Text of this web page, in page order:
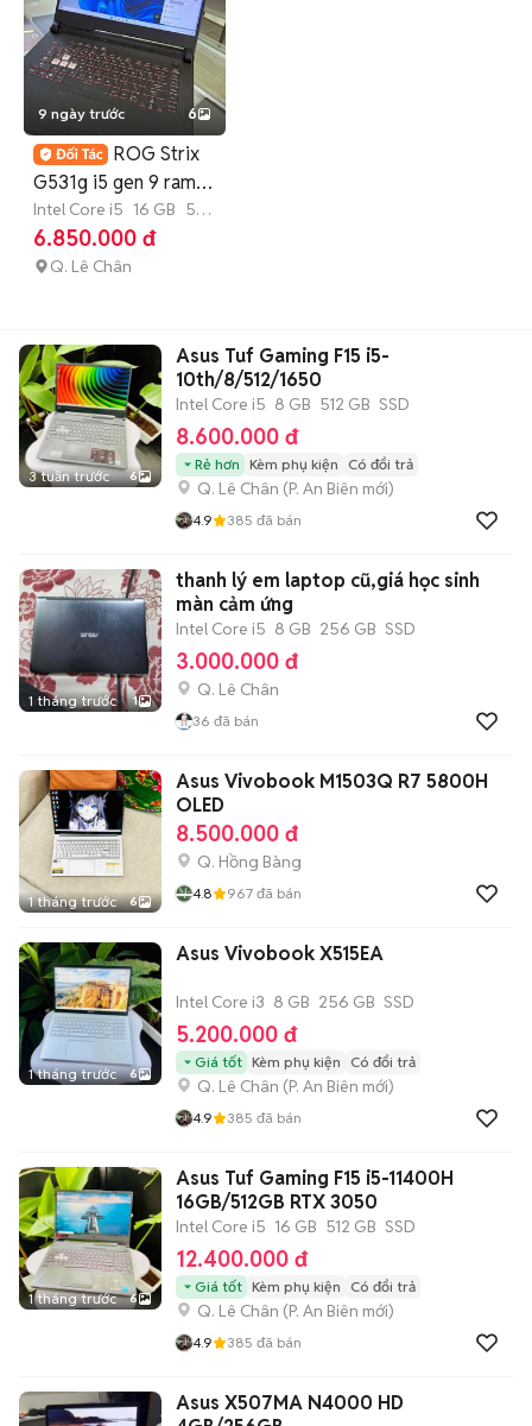
9 ngày trước 6
ROG Strix
G531g i5 gen 9 ram
16/512g rtx 1650
Intel Core i5 16 GB 512
GB SSD
6.850.000 đ
Q. Lê Chân
3 tuần trước 6
Asus Tuf Gaming F15 i5-
10th/8/512/1650
Intel Core i5 8 GB 512 GB SSD
8.600.000 đ
Rẻ hơn Kèm phụ kiện Có đổi trả
Q. Lê Chân (P. An Biên mới)
4.9 385 đã bán
1 tháng trước 1
thanh lý em laptop cũ,giá học sinh
màn cảm ứng
Intel Core i5 8 GB 256 GB SSD
3.000.000 đ
Q. Lê Chân
36 đã bán
1 tháng trước 6
Asus Vivobook M1503Q R7 5800H
OLED
8.500.000 đ
Q. Hồng Bàng
4.8 967 đã bán
1 tháng trước 6
Asus Vivobook X515EA
Intel Core i3 8 GB 256 GB SSD
5.200.000 đ
Giá tốt Kèm phụ kiện Có đổi trả
Q. Lê Chân (P. An Biên mới)
4.9 385 đã bán
1 tháng trước 6
Asus Tuf Gaming F15 i5-11400H
16GB/512GB RTX 3050
Intel Core i5 16 GB 512 GB SSD
12.400.000 đ
Giá tốt Kèm phụ kiện Có đổi trả
Q. Lê Chân (P. An Biên mới)
4.9 385 đã bán
Asus X507MA N4000 HD